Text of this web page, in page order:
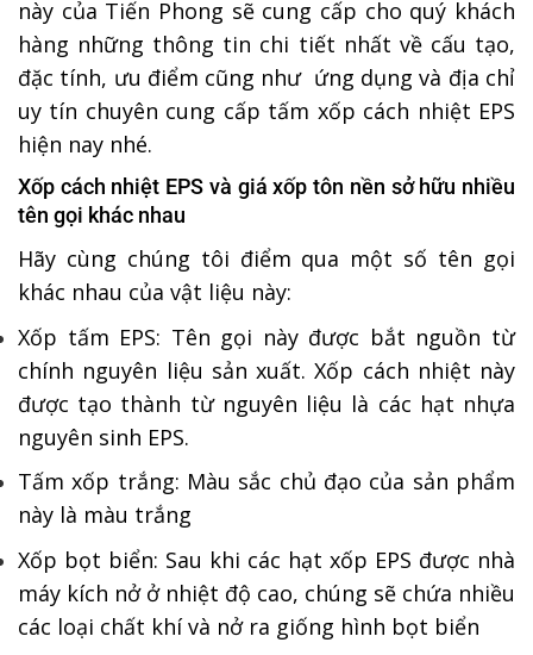
này của Tiến Phong sẽ cung cấp cho quý khách
hàng những thông tin chi tiết nhất về cấu tạo,
đặc tính, ưu điểm cũng như ứng dụng và địa chỉ
uy tín chuyên cung cấp tấm xốp cách nhiệt EPS
hiện nay nhé.
Xốp cách nhiệt EPS và giá xốp tôn nền sở hữu nhiều
tên gọi khác nhau
Hãy cùng chúng tôi điểm qua một số tên gọi
khác nhau của vật liệu này:
Xốp tấm EPS: Tên gọi này được bắt nguồn từ
chính nguyên liệu sản xuất. Xốp cách nhiệt này
được tạo thành từ nguyên liệu là các hạt nhựa
nguyên sinh EPS.
Tấm xốp trắng: Màu sắc chủ đạo của sản phẩm
này là màu trắng
Xốp bọt biển: Sau khi các hạt xốp EPS được nhà
máy kích nở ở nhiệt độ cao, chúng sẽ chứa nhiều
các loại chất khí và nở ra giống hình bọt biển